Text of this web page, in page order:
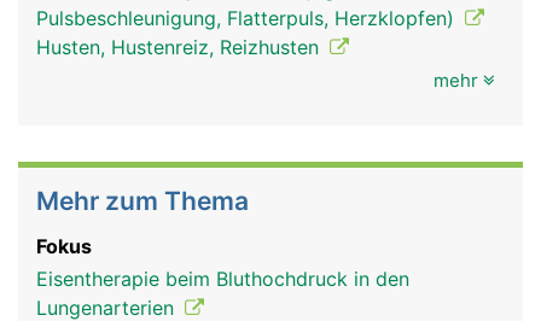
Pulsbeschleunigung, Flatterpuls, Herzklopfen)
Husten, Hustenreiz, Reizhusten
mehr
Mehr zum Thema
Fokus
Eisentherapie beim Bluthochdruck in den
Lungenarterien